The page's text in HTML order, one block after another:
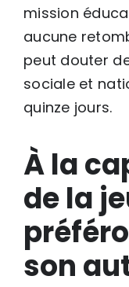
mission
aucune
peut douter
sociale et
quinze jours.
À la
de la
son